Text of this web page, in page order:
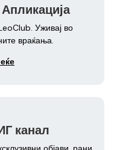
Уживај во
враќања.
канал